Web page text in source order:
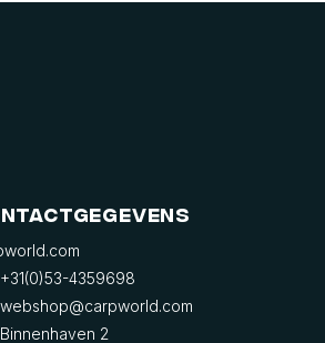
+31(0)53-4359698
webshop@carpworld.com
Binnenhaven 2